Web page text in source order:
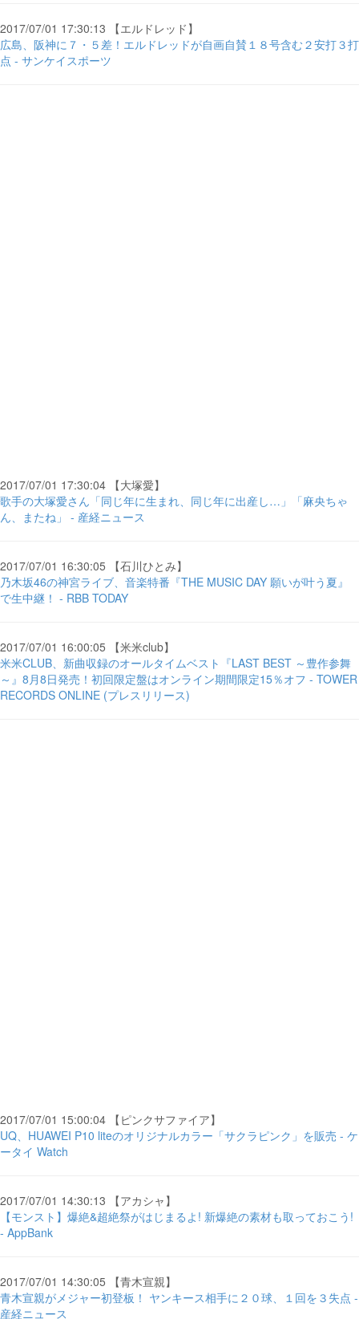
2017/07/01 17:30:13 【エルドレッド】
広島、阪神に７・５差！エルドレッドが自画自賛１８号含む２安打３打
点 - サンケイスポーツ
2017/07/01 17:30:04 【大塚愛】
歌手の大塚愛さん「同じ年に生まれ、同じ年に出産し…」「麻央ちゃ
ん、またね」 - 産経ニュース
2017/07/01 16:30:05 【石川ひとみ】
乃木坂46の神宮ライブ、音楽特番『THE MUSIC DAY 願いが叶う夏』
で生中継！ - RBB TODAY
2017/07/01 16:00:05 【米米club】
米米CLUB、新曲収録のオールタイムベスト『LAST BEST ～豊作参舞
～』8月8日発売！初回限定盤はオンライン期間限定15％オフ - TOWER
RECORDS ONLINE (プレスリリース)
2017/07/01 15:00:04 【ピンクサファイア】
UQ、HUAWEI P10 liteのオリジナルカラー「サクラピンク」を販売 - ケ
ータイ Watch
2017/07/01 14:30:13 【アカシャ】
【モンスト】爆絶&超絶祭がはじまるよ! 新爆絶の素材も取っておこう!
- AppBank
2017/07/01 14:30:05 【青木宣親】
青木宣親がメジャー初登板！ ヤンキース相手に２０球、１回を３失点 -
産経ニュース